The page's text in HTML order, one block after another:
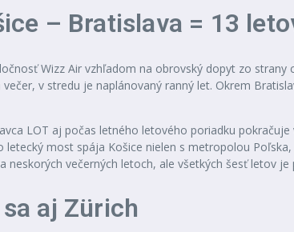
– Bratislava = 13
Wizz Air vzhľadom na obrovský dopyt zo
v stredu je naplánovaný ranný let. Okrem
LOT aj počas letného letového poriadku
letecký most spája Košice nielen s metropolou
neskorých večerných letoch, ale všetkých šesť letov
aj Zürich